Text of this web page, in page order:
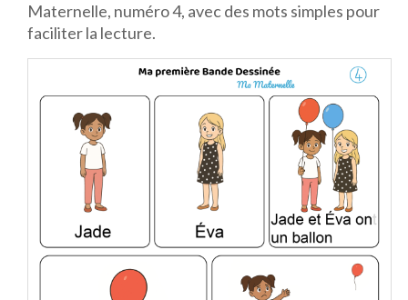
Maternelle, numéro 4, avec des mots simples pour
faciliter la lecture.